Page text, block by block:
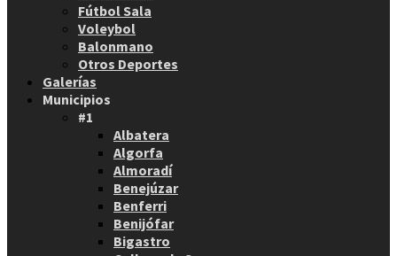
Fútbol Sala
Voleybol
Balonmano
Otros Deportes
Galerías
Municipios
#1
Albatera
Algorfa
Almoradí
Benejúzar
Benferri
Benijófar
Bigastro